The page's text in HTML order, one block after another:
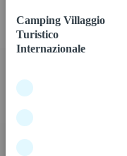
Camping Villaggio
Turistico
Internazionale